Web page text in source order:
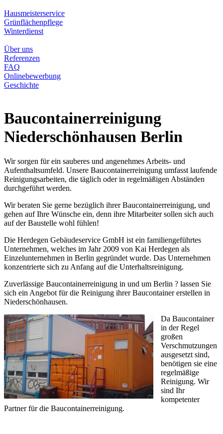
Hausmeisterservice
Grünflächenpflege
Winterdienst
Über uns
Referenzen
FAQ
Onlinebewerbung
Geschichte
Baucontainerreinigung
Niederschönhausen Berlin
Wir sorgen für ein sauberes und angenehmes Arbeits- und
Aufenthaltsumfeld. Unsere Baucontainerreinigung umfasst laufende
Reinigungsarbeiten, die täglich oder in regelmäßigen Abständen
durchgeführt werden.
Wir beraten Sie gerne bezüglich ihrer Baucontainerreinigung, und
gehen auf Ihre Wünsche ein, denn ihre Mitarbeiter sollen sich auch
auf der Baustelle wohl fühlen!
Die Herdegen Gebäudeservice GmbH ist ein familiengeführtes
Unternehmen, welches im Jahr 2009 von Kai Herdegen als
Einzelunternehmen in Berlin gegründet wurde. Das Unternehmen
konzentrierte sich zu Anfang auf die Unterhaltsreinigung.
Zuverlässige Baucontainerreinigung in und um Berlin ? lassen Sie
sich ein Angebot für die Reinigung ihrer Baucontainer erstellen in
Niederschönhausen.
Da Baucontainer
in der Regel
großen
Verschmutzungen
ausgesetzt sind,
benötigen sie eine
regelmäßige
Reinigung. Wir
sind Ihr
kompetenter
Partner für die Baucontainerreinigung.